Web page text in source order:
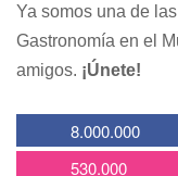
Ya somos una de las
Gastronomía en el
amigos. ¡Únete!
8.000.000
530.000